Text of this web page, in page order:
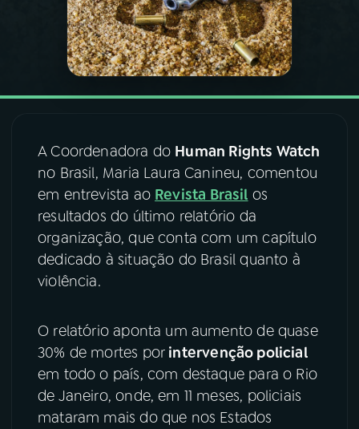
PODCASTS
FESTIVAL DE MÚSICA
ACOMPANHE A RÁDIO NACIONAL
YouTube
TikTok
A Coordenadora do Human Rights Watch
no Brasil, Maria Laura Canineu, comentou
em entrevista ao Revista Brasil os
resultados do último relatório da
organização, que conta com um capítulo
dedicado à situação do Brasil quanto à
violência.
O relatório aponta um aumento de quase
30% de mortes por intervenção policial
em todo o país, com destaque para o Rio
de Janeiro, onde, em 11 meses, policiais
mataram mais do que nos Estados